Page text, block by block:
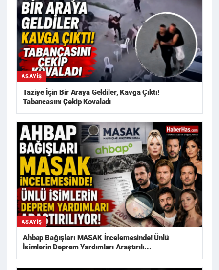
ASAYIŞ
Taziye İçin Bir Araya Geldiler, Kavga Çıktı!
Tabancasını Çekip Kovaladı
ASAYIŞ
Ahbap Bağışları MASAK İncelemesinde! Ünlü
İsimlerin Deprem Yardımları Araştırılı...